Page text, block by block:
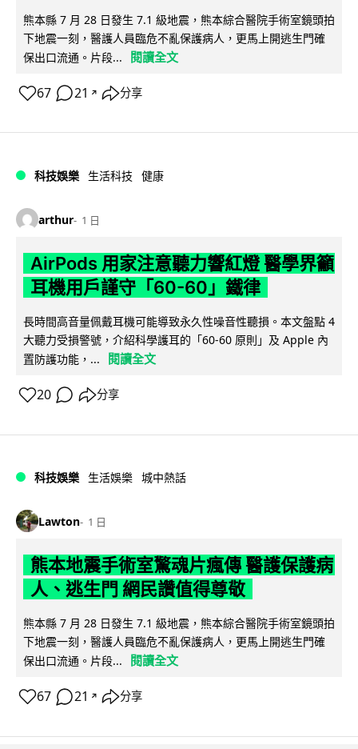
熊本縣 7 月 28 日發生 7.1 級地震，熊本綜合醫院手術室鏡頭拍
下地震一刻，醫護人員臨危不亂保護病人，更馬上開逃生門確
保出口流通。片段...
閱讀全文
67 21 ↗ 分享
科技娛樂 生活科技 健康
arthur 1 日
AirPods 用家注意聽力響紅燈 醫學界籲
耳機用戶謹守「60-60」鐵律
長時間高音量佩戴耳機可能導致永久性噪音性聽損。本文盤點 4
大聽力受損警號，介紹科學護耳的「60-60 原則」及 Apple 內
置防護功能，...
閱讀全文
20 分享
科技娛樂 生活娛樂 城中熱話
Lawton 1 日
熊本地震手術室驚魂片瘋傳 醫護保護病
人、逃生門 網民讚值得尊敬
熊本縣 7 月 28 日發生 7.1 級地震，熊本綜合醫院手術室鏡頭拍
下地震一刻，醫護人員臨危不亂保護病人，更馬上開逃生門確
保出口流通。片段...
閱讀全文
67 21 ↗ 分享